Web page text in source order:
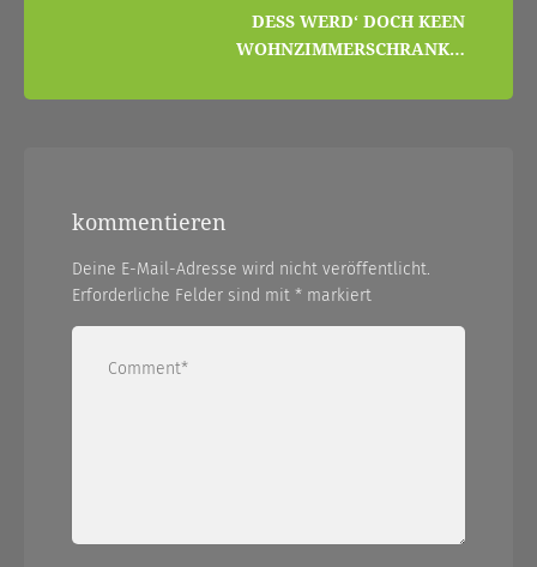
DESS WERD‘ DOCH KEEN
WOHNZIMMERSCHRANK…
kommentieren
Deine E-Mail-Adresse wird nicht veröffentlicht.
Erforderliche Felder sind mit * markiert